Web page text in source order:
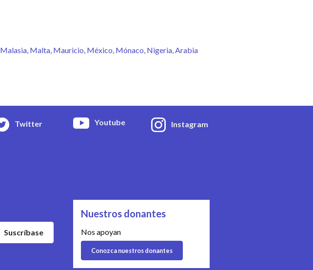
Malasia Malta Mauricio México Mónaco Nigeria Arabia
Twitter Youtube Instagram
Nuestros donantes
Nos apoyan
Conozca nuestros donantes